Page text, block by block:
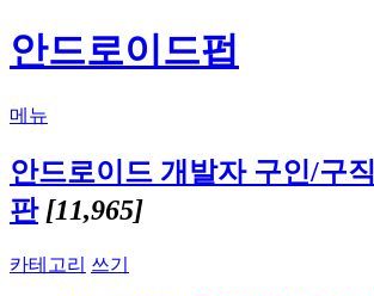
안드로이드펍
메뉴
안드로이드 개발자 구인/구
판 [11,965]
카테고리 쓰기